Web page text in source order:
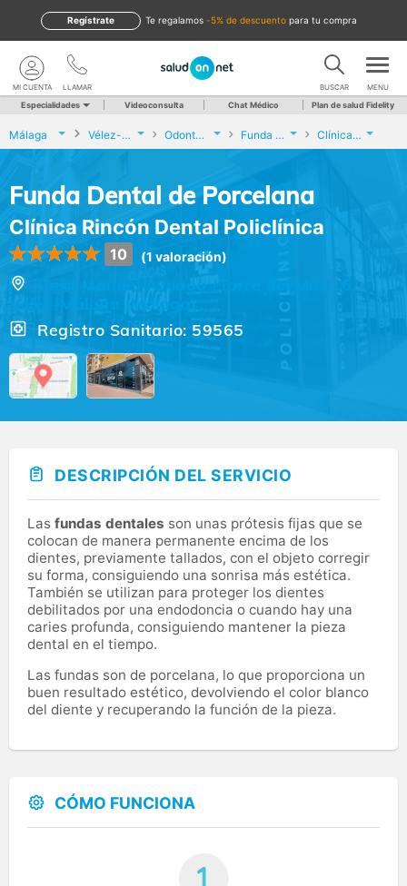
te regalamos -5% de descuento para tu compra
Regístrate
LLAMAR
MI CUENTA BUSCAR MENU
Especialidades Videoconsulta Chat Médico Plan de salud Fidelity
Málaga Vélez-Málaga Odontología Funda Dental de Porcelana Clínica Rincón Dental Policlínica
Funda Dental de Porcelana
Clínica Rincón Dental Policlínica
10 (1 valoración)
Vélez-Málaga (Málaga)
Registro Sanitario: 59565
DESCRIPCIÓN DEL SERVICIO
Las fundas dentales son unas prótesis fijas que se
colocan de manera permanente encima de los
dientes, previamente tallados, con el objeto corregir
su forma, consiguiendo una sonrisa más estética.
También se utilizan para proteger los dientes
debilitados por una endodoncia o cuando hay una
caries profunda, consiguiendo mantener la pieza
dental en el tiempo.
Las fundas son de porcelana, lo que proporciona un
buen resultado estético, devolviendo el color blanco
del diente y recuperando la función de la pieza.
CÓMO FUNCIONA